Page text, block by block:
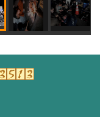
經驗分享